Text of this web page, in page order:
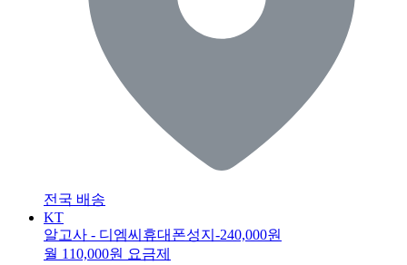
전국 배송
KT
알고사 - 디엠씨휴대폰성지 -240,000원
월 110,000원 요금제